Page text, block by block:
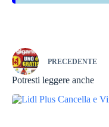
PRECEDENTE
Potresti leggere anche